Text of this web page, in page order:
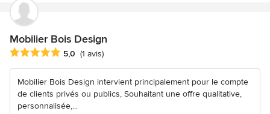
Mobilier Bois Design
Note moyenne : 5 étoiles sur 5
5,0 (1 avis)
Mobilier Bois Design intervient principalement pour le compte
de clients privés ou publics, Souhaitant une offre qualitative,
personnalisée,...